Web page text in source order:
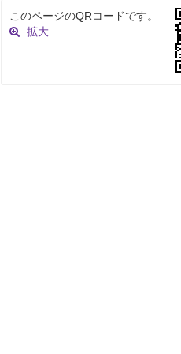
このページのQRコードです。
拡大